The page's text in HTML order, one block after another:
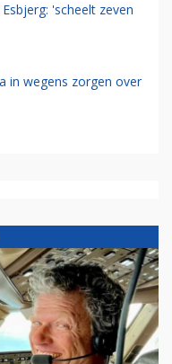
'scheelt zeven
in wegens zorgen over